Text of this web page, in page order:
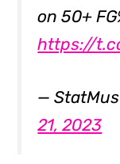
on 50+
https://
—
21, 2023